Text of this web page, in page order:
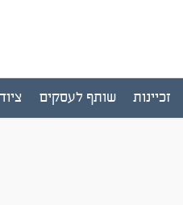
זכיינות שותף לעסקים